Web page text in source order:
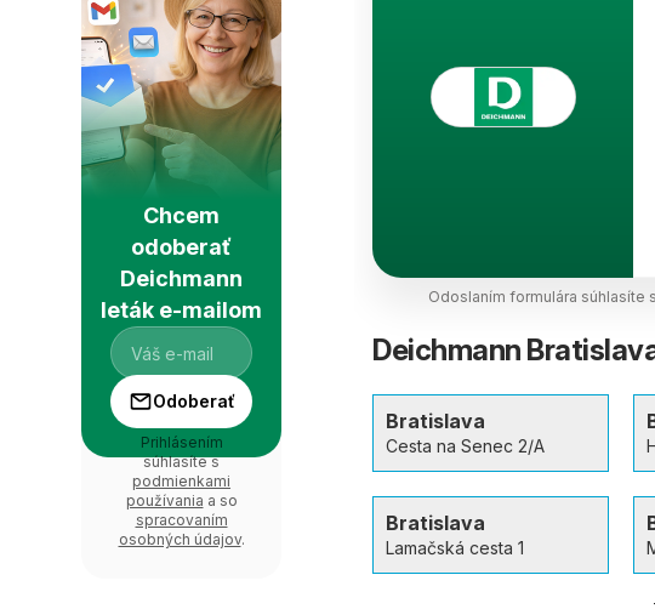
Odoslaním formulára súhlasíte s
Deichmann
Bratislava
Cesta na Senec 2/A
Bratislava
Lamačská cesta 1
Chcem
odoberať
Deichmann
leták e-mailom
Odoberať
Prihlásením
súhlasíte s
podmienkami
používania a so
spracovaním
osobných údajov.